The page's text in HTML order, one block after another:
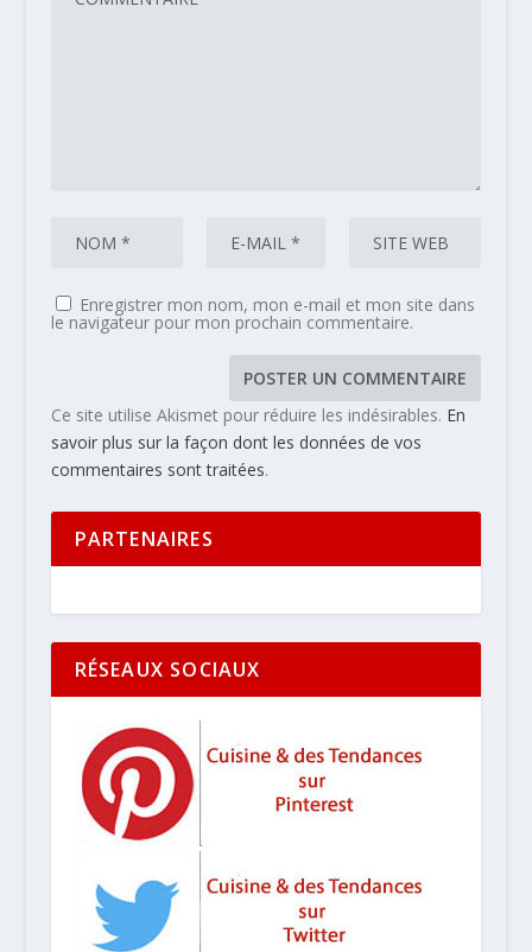
Enregistrer mon nom, mon e-mail et mon site dans
le navigateur pour mon prochain commentaire.
Ce site utilise Akismet pour réduire les indésirables. En
savoir plus sur la façon dont les données de vos
commentaires sont traitées.
PARTENAIRES
RÉSEAUX SOCIAUX